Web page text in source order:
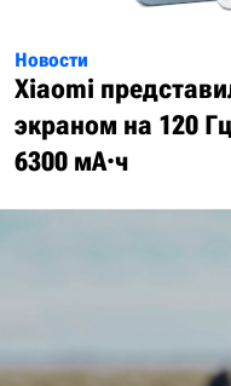
Новости
Xiaomi
экраном на 120
6300 мА·ч